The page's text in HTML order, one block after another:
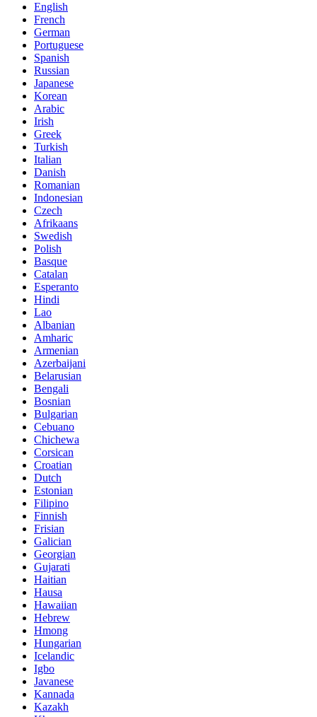
English
French
German
Portuguese
Spanish
Russian
Japanese
Korean
Arabic
Irish
Greek
Turkish
Italian
Danish
Romanian
Indonesian
Czech
Afrikaans
Swedish
Polish
Basque
Catalan
Esperanto
Hindi
Lao
Albanian
Amharic
Armenian
Azerbaijani
Belarusian
Bengali
Bosnian
Bulgarian
Cebuano
Chichewa
Corsican
Croatian
Dutch
Estonian
Filipino
Finnish
Frisian
Galician
Georgian
Gujarati
Haitian
Hausa
Hawaiian
Hebrew
Hmong
Hungarian
Icelandic
Igbo
Javanese
Kannada
Kazakh